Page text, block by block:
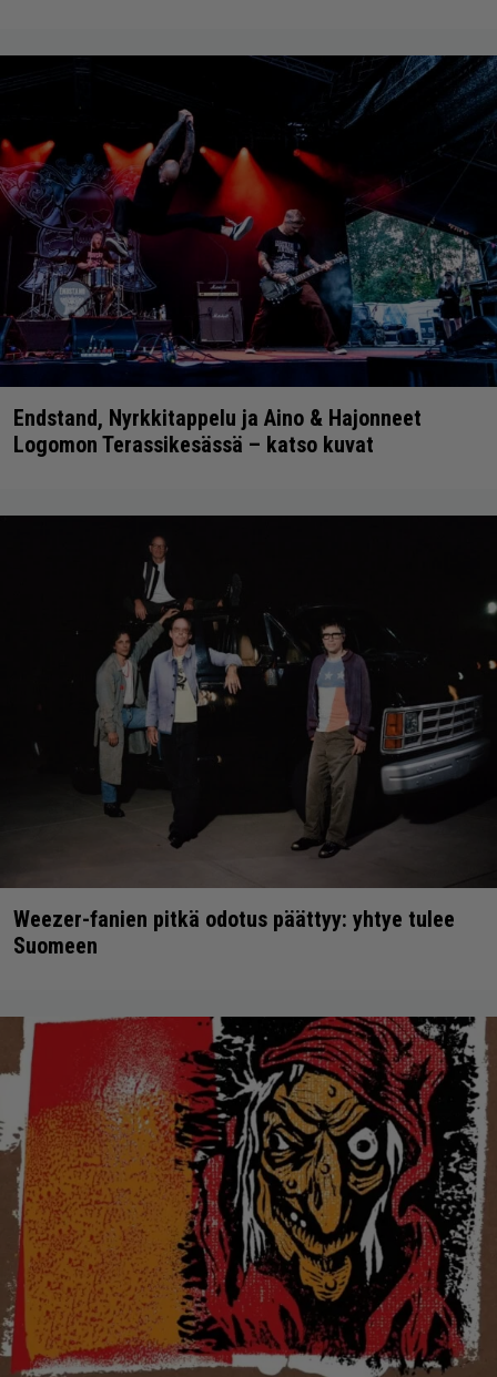
Endstand, Nyrkkitappelu ja Aino & Hajonneet
Logomon Terassikesässä – katso kuvat
Weezer-fanien pitkä odotus päättyy: yhtye tulee
Suomeen